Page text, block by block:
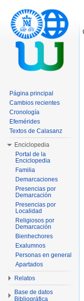
Página principal
Cambios recientes
Cronología
Efemérides
Textos de Calasanz
Enciclopedia
Portal de la
Enciclopedia
Familia
Demarcaciones
Presencias por
Demarcación
Presencias por
Localidad
Religiosos por
Demarcación
Bienhechores
Exalumnos
Personas en general
Apartados
Relatos
Base de datos
Bibliográfica